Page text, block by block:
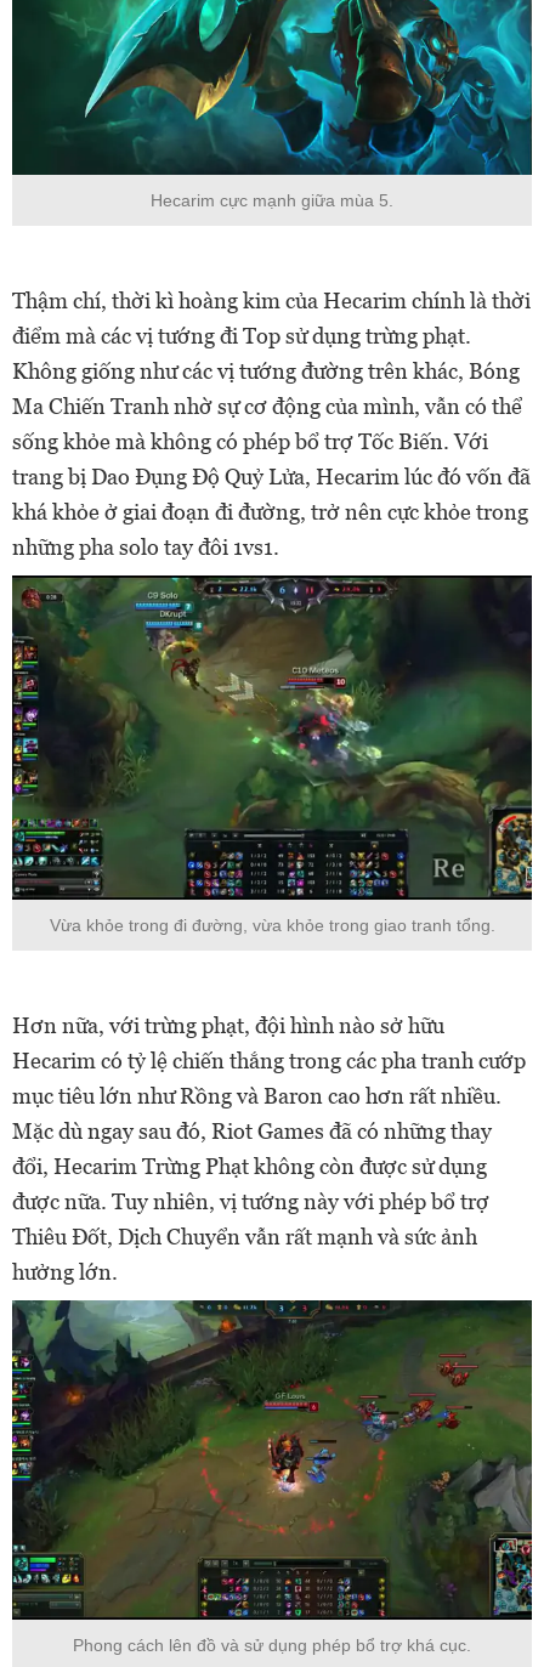
Hecarim cực mạnh giữa mùa 5.
Thậm chí, thời kì hoàng kim của Hecarim chính là thời
điểm mà các vị tướng đi Top sử dụng trừng phạt.
Không giống như các vị tướng đường trên khác, Bóng
Ma Chiến Tranh nhờ sự cơ động của mình, vẫn có thể
sống khỏe mà không có phép bổ trợ Tốc Biến. Với
trang bị Dao Đụng Độ Quỷ Lửa, Hecarim lúc đó vốn đã
khá khỏe ở giai đoạn đi đường, trở nên cực khỏe trong
những pha solo tay đôi 1vs1.
Vừa khỏe trong đi đường, vừa khỏe trong giao tranh tổng.
Hơn nữa, với trừng phạt, đội hình nào sở hữu
Hecarim có tỷ lệ chiến thắng trong các pha tranh cướp
mục tiêu lớn như Rồng và Baron cao hơn rất nhiều.
Mặc dù ngay sau đó, Riot Games đã có những thay
đổi, Hecarim Trừng Phạt không còn được sử dụng
được nữa. Tuy nhiên, vị tướng này với phép bổ trợ
Thiêu Đốt, Dịch Chuyển vẫn rất mạnh và sức ảnh
hưởng lớn.
Phong cách lên đồ và sử dụng phép bổ trợ khá cục.